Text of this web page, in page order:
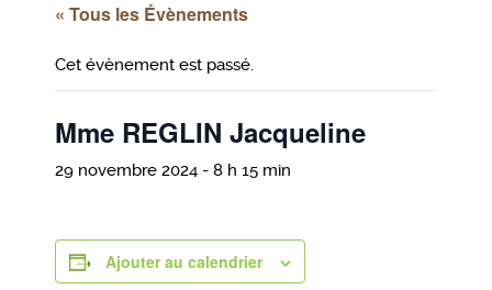
« Tous les Évènements
Cet évènement est passé.
Mme REGLIN Jacqueline
29 novembre 2024 - 8 h 15 min
Ajouter au calendrier